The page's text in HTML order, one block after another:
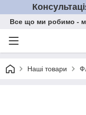
Все що ми робимо -
Наші товари